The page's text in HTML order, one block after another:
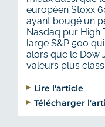
européen Stoxx
ayant bougé un
Nasdaq pur High
large S&P 500
alors que le Dow
valeurs plus
Lire l'article
Télécharger